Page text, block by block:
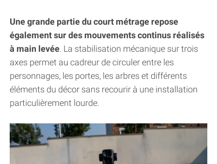
Une grande partie du court métrage repose
également sur des mouvements continus réalisés
à main levée. La stabilisation mécanique sur trois
axes permet au cadreur de circuler entre les
personnages, les portes, les arbres et différents
éléments du décor sans recourir à une installation
particulièrement lourde.